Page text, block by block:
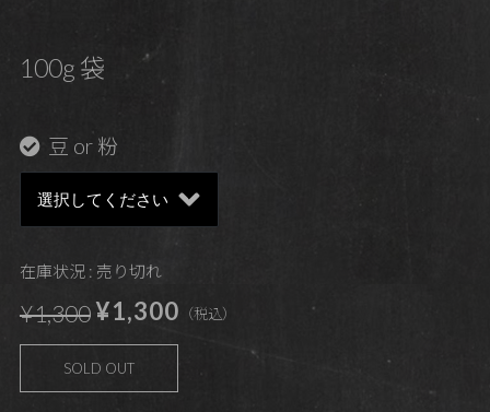
100g 袋
豆 or 粉
在庫状況 : 売り切れ
¥1,300¥1,300 （税込）
SOLD OUT